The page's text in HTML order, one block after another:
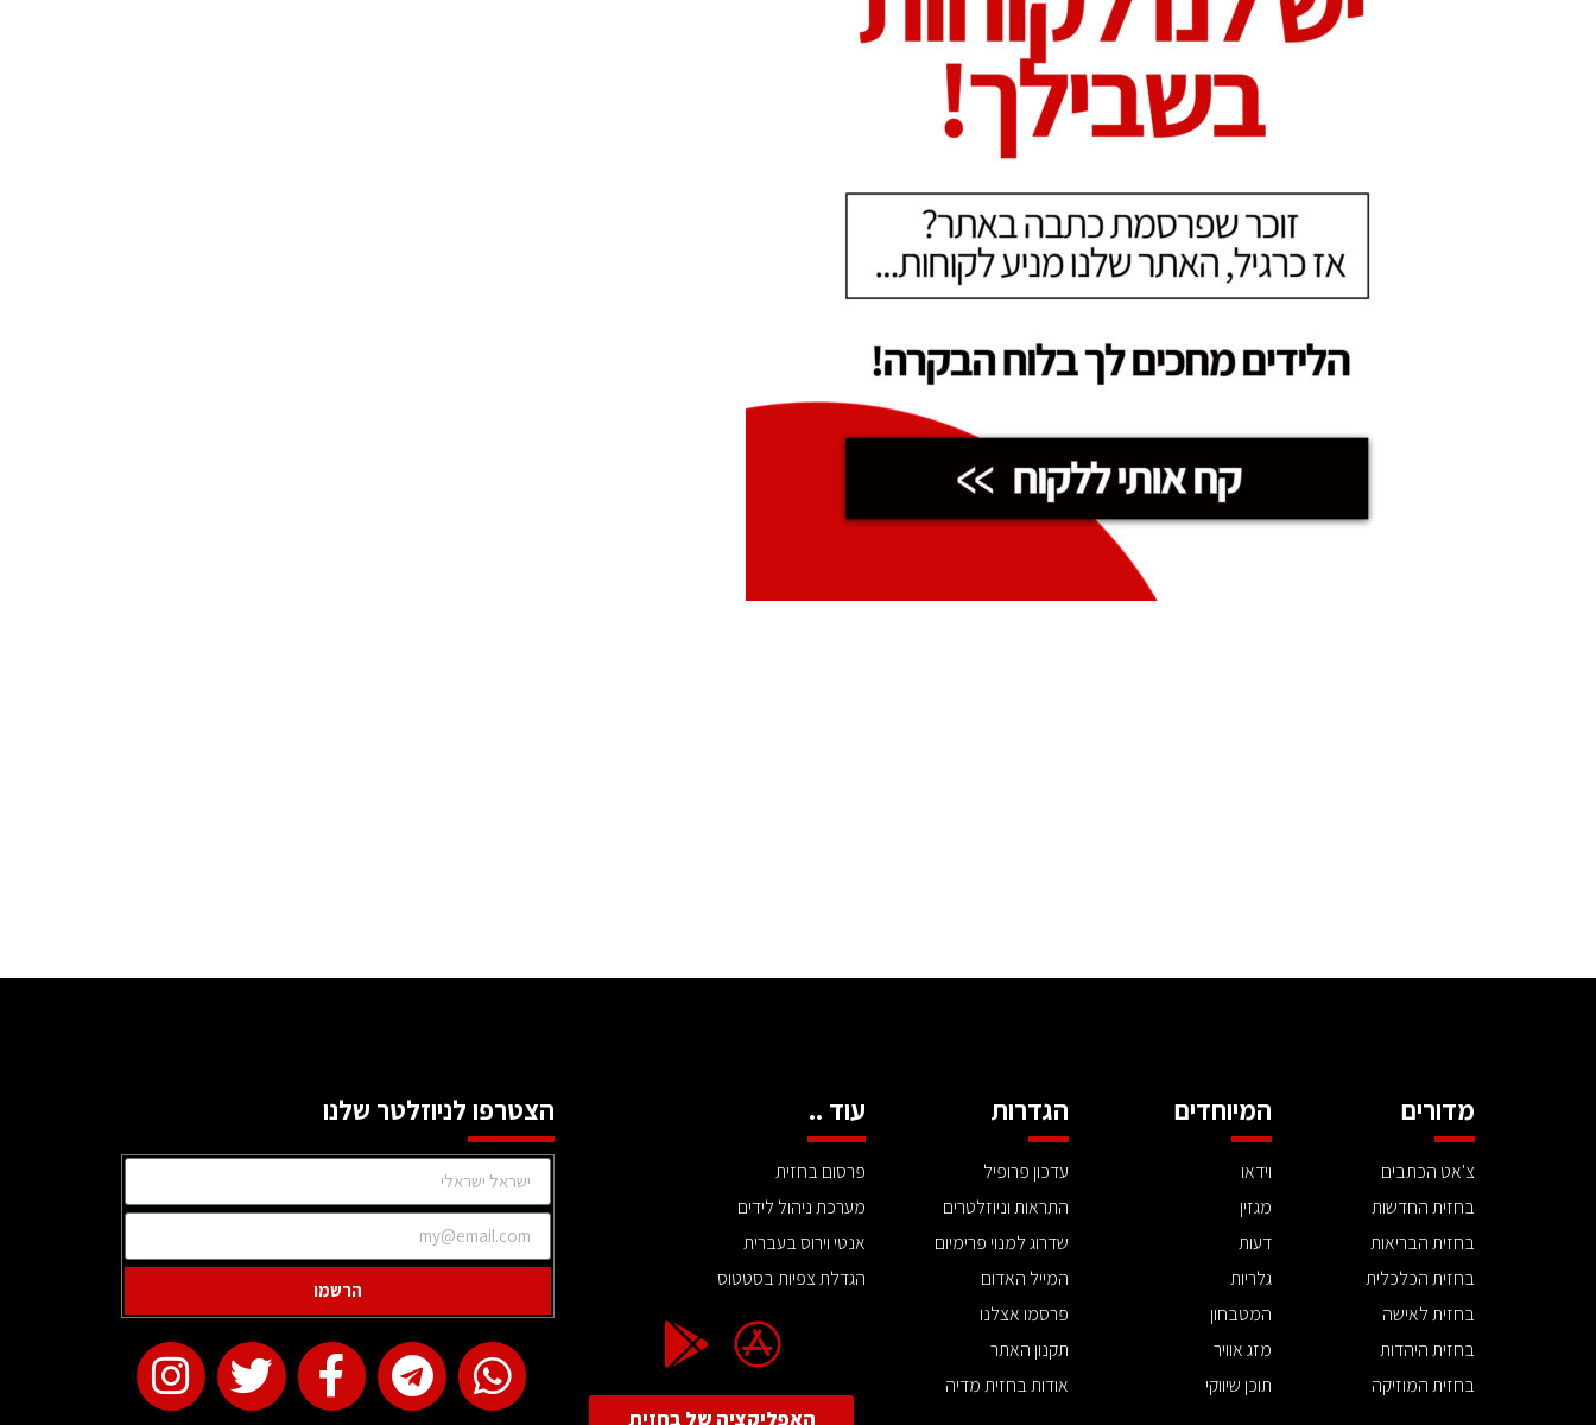
מדורים
צ'אט הכתבים
בחזית החדשות
בחזית הבריאות
בחזית הכלכלית
בחזית לאישה
בחזית היהדות
בחזית המוזיקה
המיוחדים
וידאו
מגזין
דעות
גלריות
המטבחון
מזג אוויר
תוכן שיווקי
הגדרות
עדכון פרופיל
התראות וניוזלטרים
שדרוג למנוי פרימיום
המייל האדום
פרסמו אצלנו
תקנון האתר
אודות בחזית מדיה
עוד ..
פרסום בחזית
מערכת ניהול לידים
אנטי וירוס בעברית
הגדלת צפיות בסטטוס
האפליקציה של בחזית
הצטרפו לניוזלטר שלנו
הרשמו